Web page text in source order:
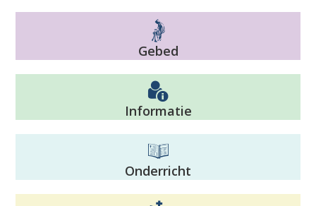
Gebed
Informatie
Onderricht